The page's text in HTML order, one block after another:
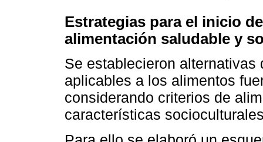
Estrategias para el inicio
alimentación saludable y
Se establecieron
aplicables a los alimentos
considerando criterios de
características